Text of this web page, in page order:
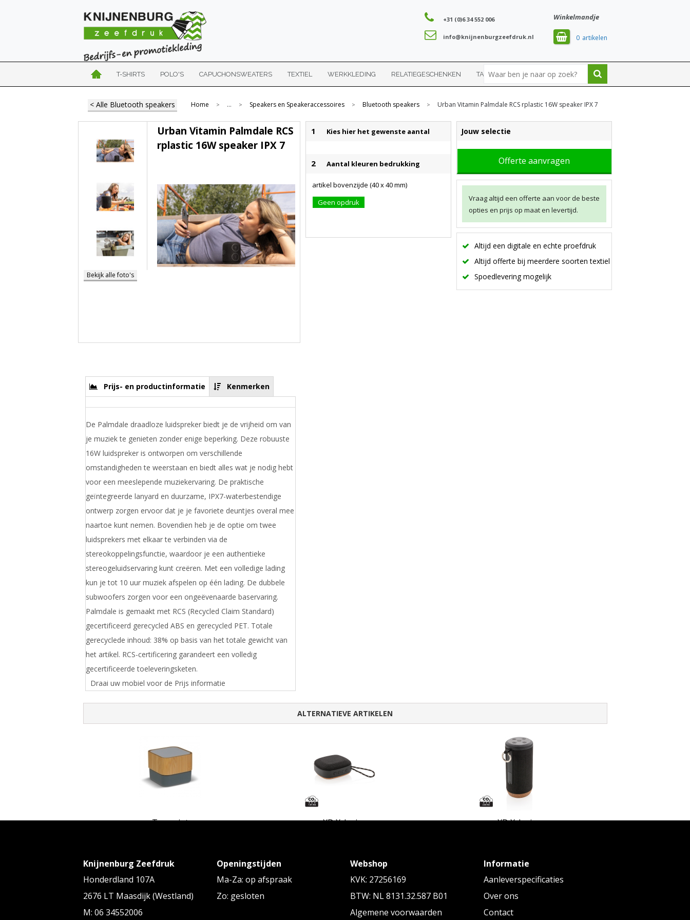
Winkelmandje
0
+31 (0)6 34 552 006
info@knijnenburgzeefdruk.nl
T-SHIRTS POLO'S CAPUCHONSWEATERS TEXTIEL WERKKLEDING RELATIEGESCHENKEN TASSEN SPORT
< Alle Bluetooth speakers Home > ... > Speakers en Speakeraccessoires > Bluetooth speakers > Urban Vitamin Palmdale RCS rplastic 16W speaker IPX 7
1 Kies hier het gewenste aantal
2 Aantal kleuren bedrukking
artikel bovenzijde (40 x 40 mm)
Geen opdruk
Jouw selectie
Offerte aanvragen
Vraag altijd een offerte aan voor de beste
opties en prijs op maat en levertijd.
Altijd een digitale en echte proefdruk
Altijd offerte bij meerdere soorten textiel
Spoedlevering mogelijk
Bekijk alle foto's
Urban Vitamin Palmdale RCS
rplastic 16W speaker IPX 7
Prijs- en productinformatie Kenmerken
De Palmdale draadloze luidspreker biedt je de vrijheid om van
je muziek te genieten zonder enige beperking. Deze robuuste
16W luidspreker is ontworpen om verschillende
omstandigheden te weerstaan en biedt alles wat je nodig hebt
voor een meeslepende muziekervaring. De praktische
geïntegreerde lanyard en duurzame, IPX7-waterbestendige
ontwerp zorgen ervoor dat je je favoriete deuntjes overal mee
naartoe kunt nemen. Bovendien heb je de optie om twee
luidsprekers met elkaar te verbinden via de
stereokoppelingsfunctie, waardoor je een authentieke
stereogeluidservaring kunt creëren. Met een volledige lading
kun je tot 10 uur muziek afspelen op één lading. De dubbele
subwoofers zorgen voor een ongeëvenaarde baservaring.
Palmdale is gemaakt met RCS (Recycled Claim Standard)
gecertificeerd gerecycled ABS en gerecycled PET. Totale
gerecyclede inhoud: 38% op basis van het totale gewicht van
het artikel. RCS-certificering garandeert een volledig
gecertificeerde toeleveringsketen.
Draai uw mobiel voor de Prijs informatie
ALTERNATIEVE ARTIKELEN
Toppoint
Vanaf€ 9,60tot € 13,43 p/st
XD Xclusive
tot € 24,18 p/st
XD Xclusive
Vanaf€ 29,98tot € 33,88 p/st
Knijnenburg Zeefdruk
Honderdland 107A
2676 LT Maasdijk (Westland)
M: 06 34552006
Openingstijden
Ma-Za: op afspraak
Zo: gesloten
Webshop
KVK: 27256169
BTW: NL 8131.32.587 B01
Algemene voorwaarden
Informatie
Aanleverspecificaties
Over ons
Contact